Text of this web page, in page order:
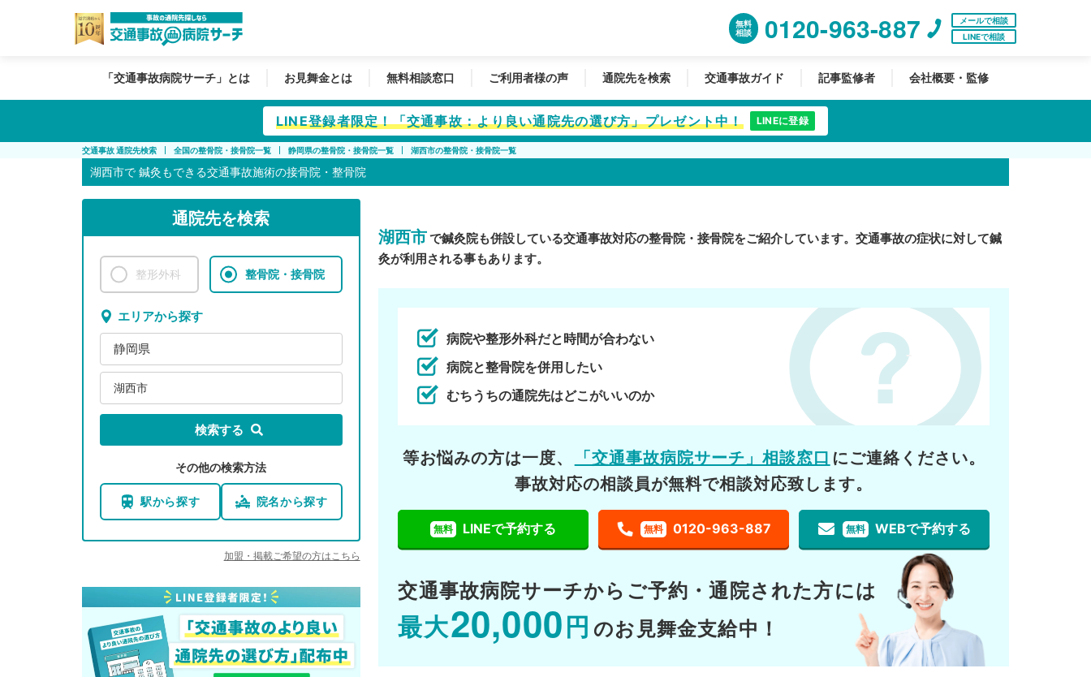
無料
相談
0120-963-887
メールで相談
LINEで相談
「交通事故病院サーチ」とは お見舞金とは 無料相談窓口 ご利用者様の声 通院先を検索 交通事故ガイド 記事監修者 会社概要・監修
LINE登録者限定！「交通事故：より良い通院先の選び方」プレゼント中！ LINEに登録
交通事故 通院先検索 全国の整骨院・接骨院一覧 静岡県の整骨院・接骨院一覧 湖西市の整骨院・接骨院一覧
湖西市で 鍼灸もできる交通事故施術の接骨院・整骨院
通院先を検索
整形外科 整骨院・接骨院
エリアから探す
静岡県
湖西市
検索する
その他の検索方法
駅から探す 院名から探す
加盟・掲載ご希望の方はこちら
湖西市で鍼灸院も併設している交通事故対応の整骨院・接骨院をご紹介しています。交通事故の症状に対して鍼
灸が利用される事もあります。
病院や整形外科だと時間が合わない
病院と整骨院を併用したい
むちうちの通院先はどこがいいのか
等お悩みの方は一度、 「交通事故病院サーチ」相談窓口 にご連絡ください。
事故対応の相談員が無料で相談対応致します。
無料 LINEで予約する 無料 0120-963-887 無料 WEBで予約する
交通事故病院サーチから ご予約・通院された方には
最大20,000 円 のお見舞金支給中！